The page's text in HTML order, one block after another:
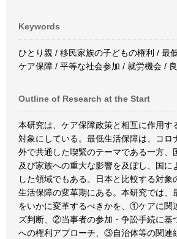
Keywords
ひとり親 / 移民家族の子どもの権利 / 最
ケア保障 / 平等な社会参加 / 就労機会 /
Outline of Research at the Start
本研究は、ケア保障政策と相互に作用す
対象にしている。最低生活保障は、コロ
外で共通した喫緊のテーマである一方、
及び家族への重大な影響を及ぼし、国に
した領域でもある。日本と比較する対象
生活保障の変革期にある。本研究では、
をいかに変革するべきかを、①ケアに関
ズ判断、②当事者の参加・争訟手続に基
への権利アプローチ、③自治体等の関連